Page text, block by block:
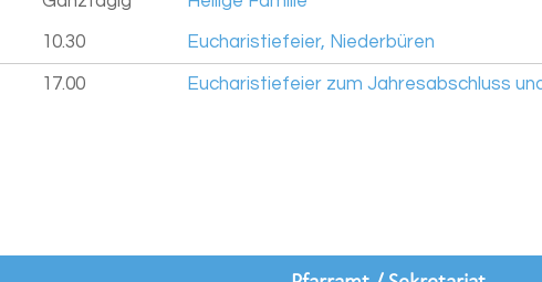
10.30 Eucharistiefeier, Niederbüren
17.00 Eucharistiefeier zum Jahresabschluss